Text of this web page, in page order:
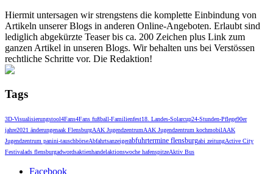
Hiermit untersagen wir strengstens die komplette Einbindung von
Artikeln unserer Blogs in anderen Online-Angeboten. Erlaubt sind
lediglich abgekürzte Teaser bis ca. 200 Zeichen plus Link zum
ganzen Artikel in unseren Blogs. Wir behalten uns bei Verstössen
rechtliche Schritte vor. Die Redaktion!
Tags
3D-Visualisierungstool4Fans4Fans fußball-Familienfest18. Landes-Solarcup24-Stunden-Pflege90er
jahre2021 änderungenaak FlensburgAAK JugendzentrumAAK Jugendzentrum kochmobilAAK
Jugendzentrum panini-tauschbörseAbfahrtsanzeigerabfuhrtermine flensburgabi zeitungActive City
Festivalads flensburgadwordsaktienhandelaktionswoche hafenspitzeAktiv Bus
Facebook